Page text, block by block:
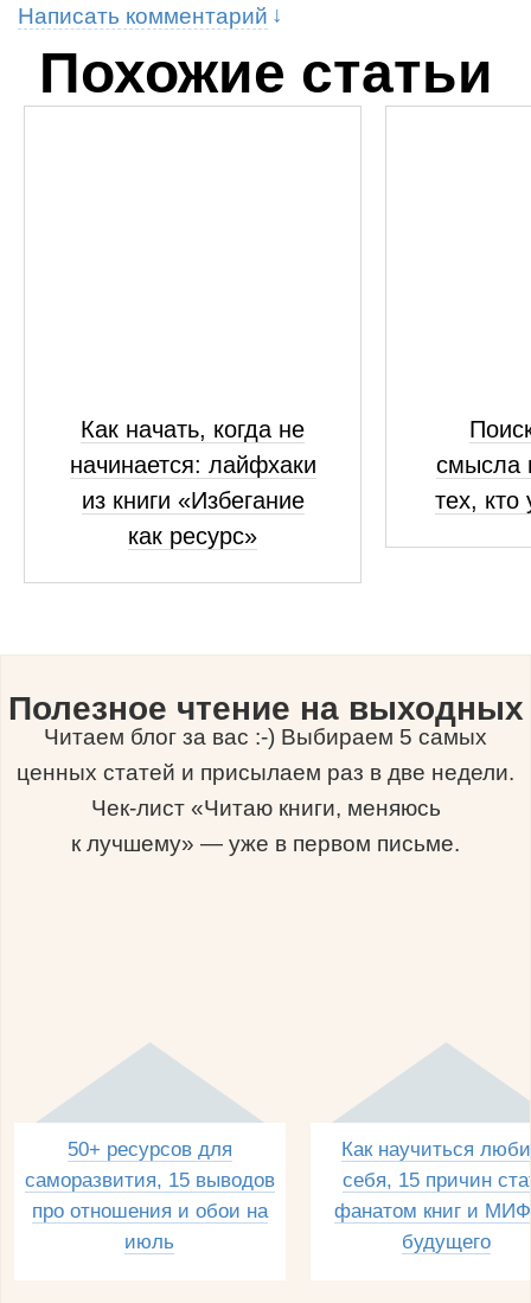
Написать комментарий
Похожие статьи
Как начать, когда не
начинается: лайфхаки
из книги «Избегание
как ресурс»
смысла
тех, кто
Полезное чтение на выходных
Читаем блог за вас :-) Выбираем 5 самых
ценных статей и присылаем раз в две недели.
Чек-лист «Читаю книги, меняюсь
к лучшему» — уже в первом письме.
50+ ресурсов для
саморазвития, 15 выводов
про отношения и обои на
июль
Как научиться
себя, 15 причин
фанатом книг и
будущего